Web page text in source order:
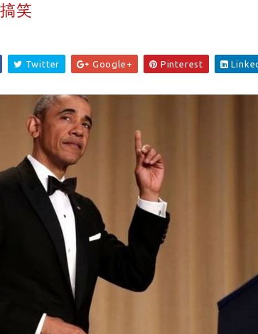
笑
Twitter Google+ Pinterest